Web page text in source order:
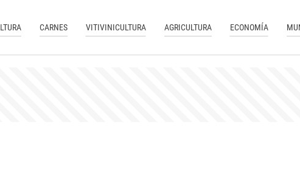
CARNES VITIVINICULTURA AGRICULTURA ECONOMÍA